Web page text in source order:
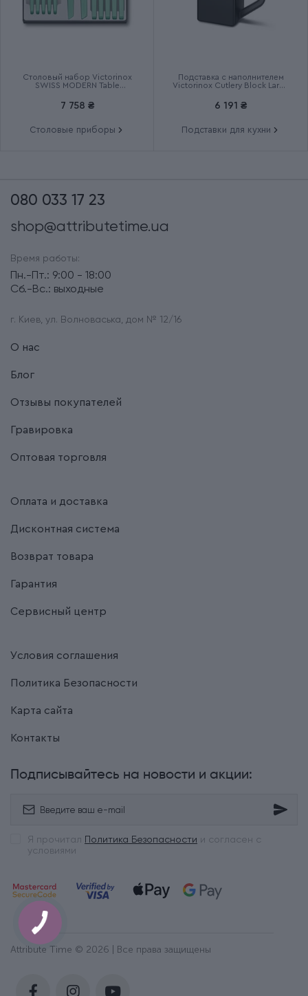
Столовый набор Victorinox
SWISS MODERN Table
7 758 ₴
Столовые приборы
Подставка с наполнителем
Victorinox Cutlery Block Large
6 191 ₴
Подставки для кухни
080 033 17 23
shop@attributetime.ua
Время работы:
Пн.-Пт.: 9:00 - 18:00
Сб.-Вс.: выходные
г. Киев, ул. Волноваська, дом № 12/16
О нас
Блог
Отзывы покупателей
Гравировка
Оптовая торговля
Оплата и доставка
Дисконтная система
Возврат товара
Гарантия
Сервисный центр
Условия соглашения
Политика Безопасности
Карта сайта
Контакты
Подписывайтесь на новости и акции:
Я прочитал Политика Безопасности и согласен с
условиями
Attribute Time © 2026 | Все права защищены